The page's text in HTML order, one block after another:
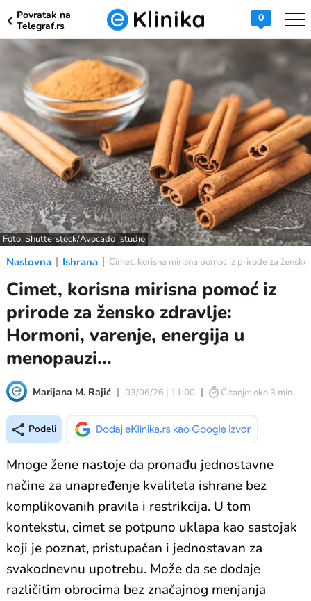
Povratak na
Telegraf.rs
0
Foto: Shutterstock/Avocado_studio
Naslovna Ishrana Cimet, korisna mirisna pomoć iz prirode za
Cimet, korisna mirisna pomoć iz
prirode za žensko zdravlje:
Hormoni, varenje, energija u
menopauzi...
Marijana M. Rajić 03/06/26 | 11:00 Čitanje: oko 3 min.
Podeli
Mnoge žene nastoje da pronađu jednostavne
načine za unapređenje kvaliteta ishrane bez
komplikovanih pravila i restrikcija. U tom
kontekstu, cimet se potpuno uklapa kao sastojak
koji je poznat, pristupačan i jednostavan za
svakodnevnu upotrebu. Može da se dodaje
različitim obrocima bez značajnog menjanja